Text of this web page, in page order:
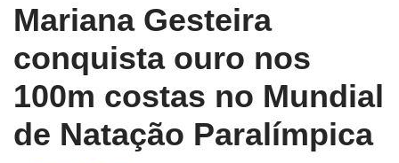
Mariana Gesteira
conquista ouro nos
100m costas no Mundial
de Natação Paralímpica